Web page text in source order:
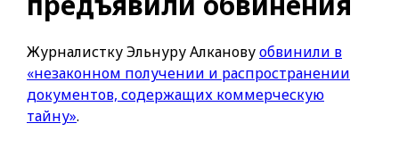
Журналистку Эльнуру Алкановуобвинили в
«незаконном получении и распространении
документов, содержащих коммерческую
тайну».